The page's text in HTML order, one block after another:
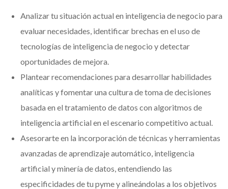
Analizar tu situación actual en inteligencia de negocio para
evaluar necesidades, identificar brechas en el uso de
tecnologías de inteligencia de negocio y detectar
oportunidades de mejora.
Plantear recomendaciones para desarrollar habilidades
analíticas y fomentar una cultura de toma de decisiones
basada en el tratamiento de datos con algoritmos de
inteligencia artificial en el escenario competitivo actual.
Asesorarte en la incorporación de técnicas y herramientas
avanzadas de aprendizaje automático, inteligencia
artificial y minería de datos, entendiendo las
especificidades de tu pyme y alineándolas a los objetivos